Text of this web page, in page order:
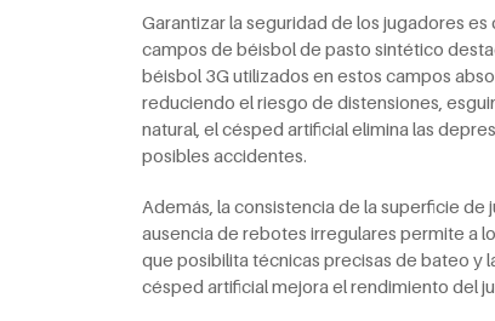
Garantizar la seguridad de los jugadores
campos de béisbol de pasto sintético
béisbol 3G utilizados en estos campos
reduciendo el riesgo de distensiones,
natural, el césped artificial elimina las
posibles accidentes.
Además, la consistencia de la superficie
ausencia de rebotes irregulares permite a
que posibilita técnicas precisas de bateo y
césped artificial mejora el rendimiento del